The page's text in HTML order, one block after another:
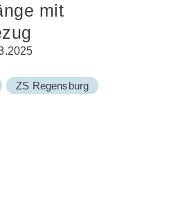
mit
ZS Regensburg